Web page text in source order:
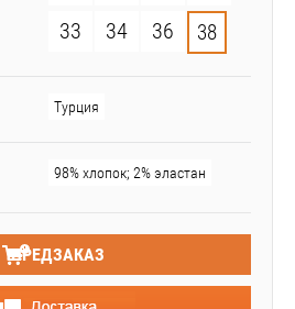
33
34 36 38
Турция
98% хлопок; 2% эластан
ПРЕДЗАКАЗ